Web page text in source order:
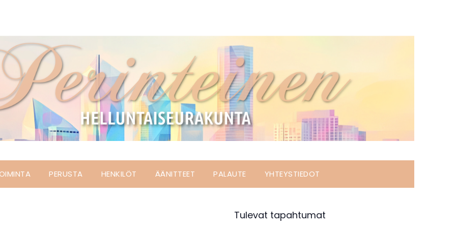
PERUSTA HENKILÖT ÄÄNITTEET PALAUTE YHTEYSTIEDOT
Tulevat tapahtumat